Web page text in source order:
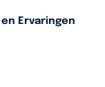
Ervaringen